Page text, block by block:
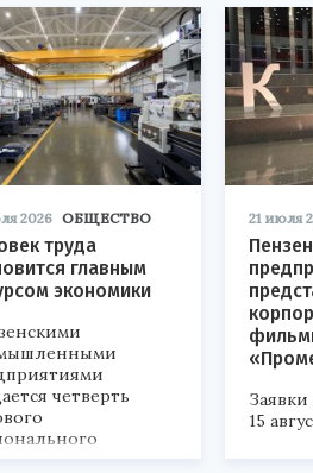
2026 ОБЩЕСТВО
труда
главным
экономики
четверть
и
21 июля
15